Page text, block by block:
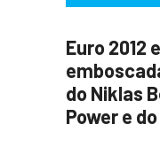
Euro 2012
do Niklas
Power e